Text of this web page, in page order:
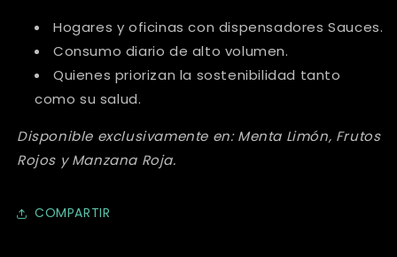
Hogares y oficinas con dispensadores Sauces.
Consumo diario de alto volumen.
Quienes priorizan la sostenibilidad tanto
como su salud.
Disponible exclusivamente en: Menta Limón, Frutos
Rojos y Manzana Roja.
COMPARTIR